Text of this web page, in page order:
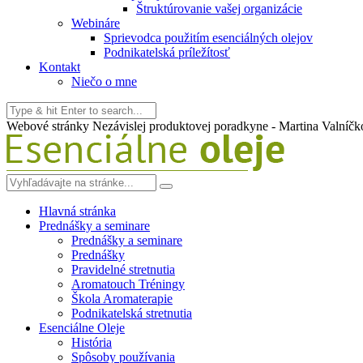
Štruktúrovanie vašej organizácie
Webináre
Sprievodca použitím esenciálných olejov
Podnikatelská príležítosť
Kontakt
Niečo o mne
Webové stránky Nezávislej produktovej poradkyne - Martina
Hlavná stránka
Prednášky a seminare
Prednášky a seminare
Prednášky
Pravidelné stretnutia
Aromatouch Tréningy
Škola Aromaterapie
Podnikatelská stretnutia
Esenciálne Oleje
História
Spôsoby používania